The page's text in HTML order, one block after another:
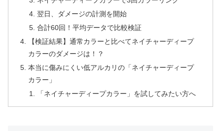
翌日、ダメージの計測を開始
合計60回！平均データで比較検証
【検証結果】通常カラーと比べてネイチャーディープ
カラーのダメージは！？
本当に傷みにくい低アルカリの「ネイチャーディープ
カラー」
「ネイチャーディープカラー」を試してみたい方へ